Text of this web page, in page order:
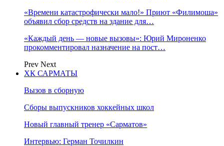
«Времени катастрофически мало!» Приют «Филимоша»
объявил сбор средств на здание для…
«Каждый день — новые вызовы»: Юрий Мироненко
прокомментировал назначение на пост…
Prev Next
ХК САРМАТЫ
Вызов в сборную
Сборы выпускников хоккейных школ
Новый главный тренер «Сарматов»
Интервью: Герман Точилкин